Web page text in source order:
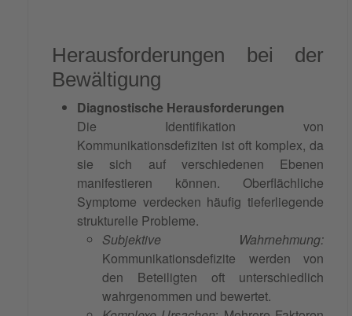
Herausforderungen bei der
Bewältigung
Diagnostische Herausforderungen
Die Identifikation von
Kommunikationsdefiziten ist oft komplex, da
sie sich auf verschiedenen Ebenen
manifestieren können. Oberflächliche
Symptome verdecken häufig tieferliegende
strukturelle Probleme.
Subjektive Wahrnehmung:
Kommunikationsdefizite werden von
den Beteiligten oft unterschiedlich
wahrgenommen und bewertet.